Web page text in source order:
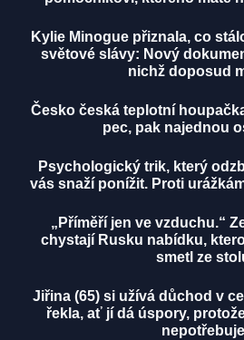
Kylie Minogue přiznala, co
světové slávy: Nový
nichž doposud
Česko česká teplotní
pec, pak najednou
Psychologický trik, který
vás snaží ponížit. Proti
„Příměří jen ve vzduchu.“
chystají Rusku nabídku,
smetl ze
Jiřina (65) si užívá důchod v
řekla, ať jí dá úspory,
nepotřebuje